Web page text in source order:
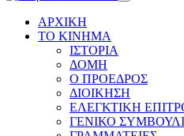
ΑΡΧΙΚΗ
ΤΟ ΚΙΝΗΜΑ
ΙΣΤΟΡΙΑ
ΔΟΜΗ
Ο ΠΡΟΕΔΡΟΣ
ΔΙΟΙΚΗΣΗ
ΕΛΕΓΚΤΙΚΗ
ΓΕΝΙΚΟ